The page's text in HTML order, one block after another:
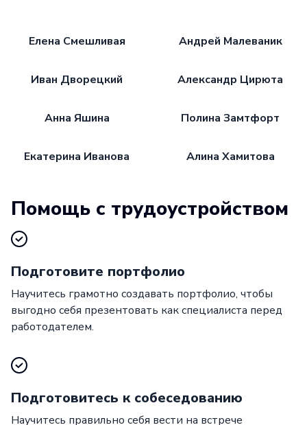
Елена Смешливая Андрей Малеваник
Иван Дворецкий Александр Цирюта
Анна Яшина Полина Замтфорт
Екатерина Иванова Алина Хамитова
Помощь с трудоустройством
Подготовите портфолио
Научитесь грамотно создавать портфолио, чтобы
выгодно себя презентовать как специалиста перед
работодателем.
Подготовитесь к собеседованию
Научитесь правильно себя вести на встрече